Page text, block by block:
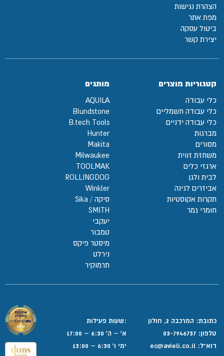
הצהרת נגישות
מפת אתר
ביטול עסקה
יצירת קשר
קטגוריות מוצרים
כלי עבודה
כלי עבודה חשמליים
כלי עבודה ידניים
מברגות
מסורים
משחזת זווית
ארגזי כלים
לבית ולגן
אביזרים לגינה
תקרות אקוסטיות
חומרי גמר
מותגים
AQUILA
Blundstone
B.tech Tools
Hunter
Makita
Milwaukee
TOOLMAK
ROLLINGDOG
Winkler
סיקה / Sika
SMITH
יעקבי
טמבור
מיסטר פיקס
נירלט
תרמוקיר
כתובת: המרכבה 2, חולון
טלפון: 03-7946737
דוא”ל:
:שעות פעילות
א' – ה' 6:30 – 17:00
ימי ו' 6:30 – 13:00